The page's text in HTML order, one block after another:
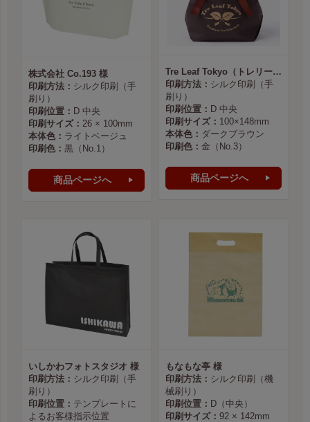
株式会社 Co.193 様
印刷方法： シルク印刷（手
刷り）
印刷位置： D 中央
印刷サイズ： 26 × 100mm
本体色： ライトベージュ
印刷色： 黒（No.1）
商品ページへ
Tre Leaf Tokyo（トレリーフ東京） 様
印刷方法： シルク印刷（手
刷り）
印刷位置： D 中央
印刷サイズ： 100×148mm
本体色： ダークブラウン
印刷色： 金（No.3）
商品ページへ
いしかわフォトスタジオ 様
印刷方法： シルク印刷（手
刷り）
印刷位置： テンプレートに
よるお客様指示位置
もなもな亭 様
印刷方法： シルク印刷（機
械刷り）
印刷位置： D（中央）
印刷サイズ： 92 × 142mm